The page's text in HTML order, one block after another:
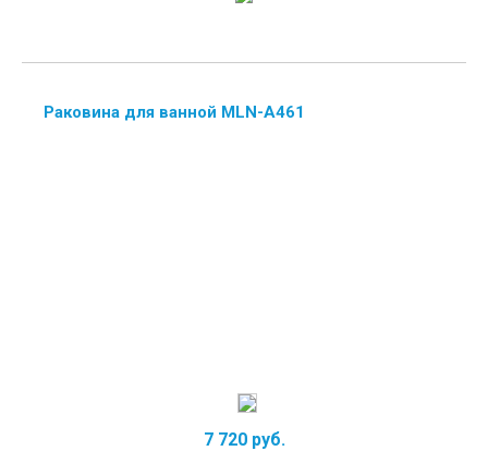
Раковина для ванной MLN-А461
7 720 руб.